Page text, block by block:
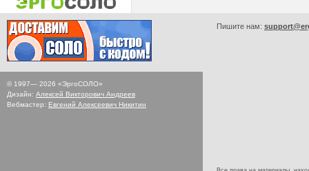
© 1997— 2026 «ЭргоСОЛО»
Дизайн: Алексей Викторович Андреев
Вебмастер: Евгений Алексеевич Никитин
Пишите нам: